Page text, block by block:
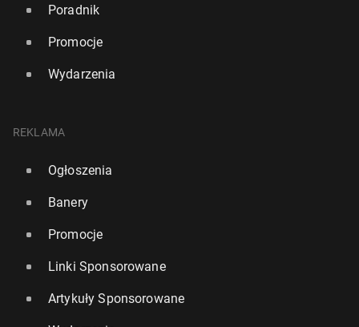
Poradnik
Promocje
Wydarzenia
REKLAMA
Ogłoszenia
Banery
Promocje
Linki Sponsorowane
Artykuły Sponsorowane